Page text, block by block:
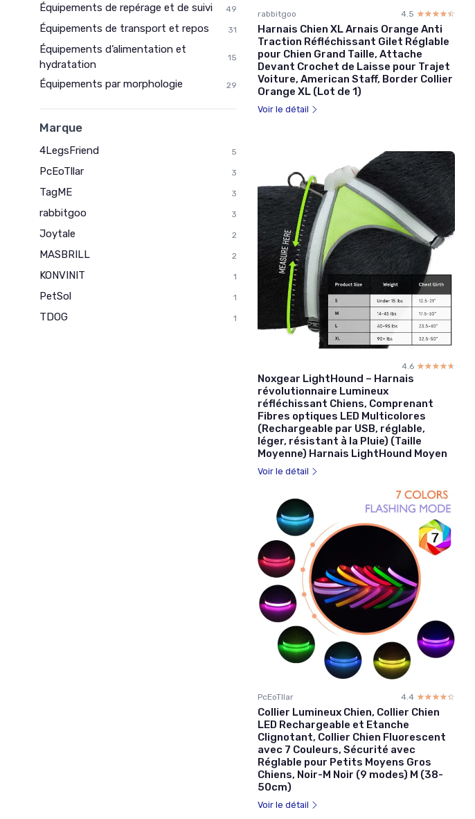
Équipements de repérage et de suivi 49
Équipements de transport et repos 31
Équipements d’alimentation et
hydratation
15
Équipements par morphologie 29
Marque
4LegsFriend 5
PcEoTllar 3
TagME 3
rabbitgoo 3
Joytale 2
MASBRILL 2
KONVINIT 1
PetSol 1
TDOG 1
rabbitgoo 4.5 ☆☆☆☆☆
★★★★★
Harnais Chien XL Arnais Orange Anti
Traction Réfléchissant Gilet Réglable
pour Chien Grand Taille, Attache
Devant Crochet de Laisse pour Trajet
Voiture, American Staff, Border Collier
Orange XL (Lot de 1)
Voir le détail
4.6 ☆☆☆☆☆
★★★★★
Noxgear LightHound – Harnais
révolutionnaire Lumineux
réfléchissant Chiens, Comprenant
Fibres optiques LED Multicolores
(Rechargeable par USB, réglable,
léger, résistant à la Pluie) (Taille
Moyenne) Harnais LightHound Moyen
Voir le détail
PcEoTllar 4.4 ☆☆☆☆☆
★★★★★
Collier Lumineux Chien, Collier Chien
LED Rechargeable et Etanche
Clignotant, Collier Chien Fluorescent
avec 7 Couleurs, Sécurité avec
Réglable pour Petits Moyens Gros
Chiens, Noir-M Noir (9 modes) M (38-
50cm)
Voir le détail